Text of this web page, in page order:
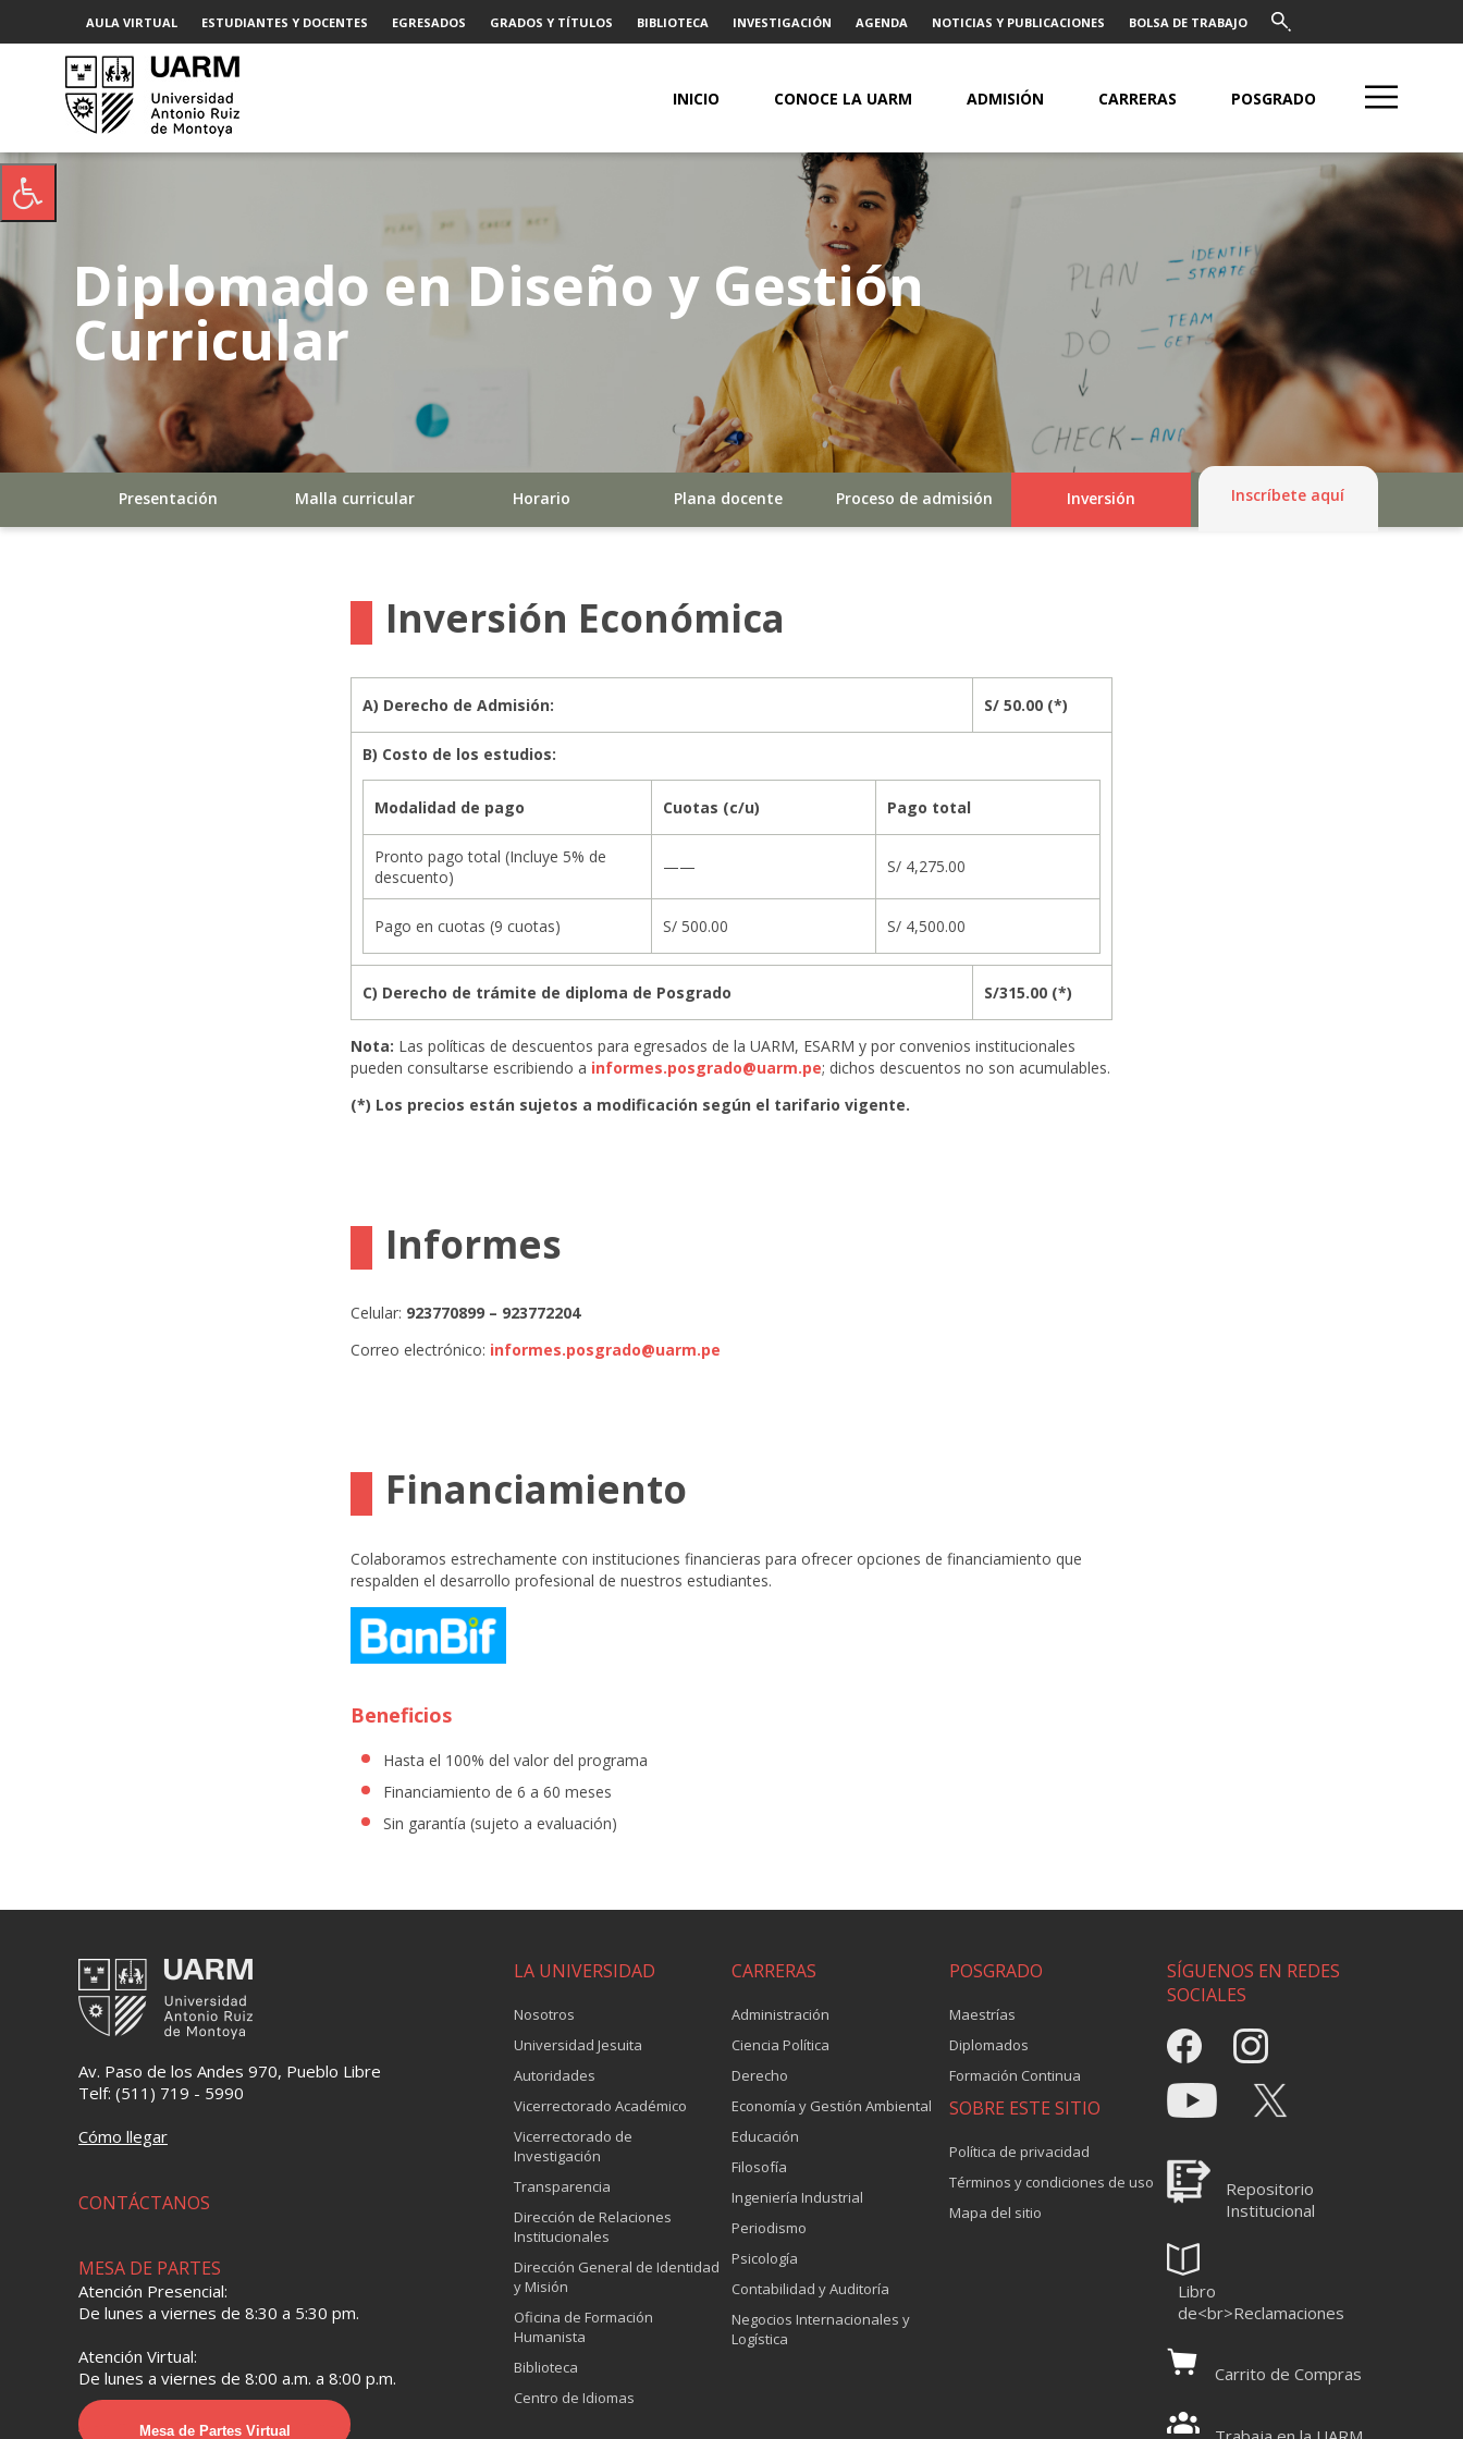
AULA VIRTUAL ESTUDIANTES Y DOCENTES EGRESADOS GRADOS Y TÍTULOS BIBLIOTECA INVESTIGACIÓN AGENDA NOTICIAS Y PUBLICACIONES BOLSA DE TRABAJO
INICIO CONOCE LA UARM ADMISIÓN CARRERAS POSGRADO
Diplomado en Diseño y Gestión
Curricular
Presentación Malla curricular Horario Plana docente Proceso de admisión Inversión Inscríbete aquí
Inversión Económica
A) Derecho de Admisión: S/ 50.00 (*)
B) Costo de los estudios:
Modalidad de pago Cuotas (c/u) Pago total
Pronto pago total (Incluye 5% de
descuento)
—— S/ 4,275.00
Pago en cuotas (9 cuotas) S/ 500.00 S/ 4,500.00
C) Derecho de trámite de diploma de Posgrado S/315.00 (*)
Nota: Las políticas de descuentos para egresados de la UARM, ESARM y por convenios institucionales
pueden consultarse escribiendo a informes.posgrado@uarm.pe; dichos descuentos no son acumulables.
(*) Los precios están sujetos a modificación según el tarifario vigente.
Informes
Celular: 923770899 – 923772204
Correo electrónico: informes.posgrado@uarm.pe
Financiamiento
Colaboramos estrechamente con instituciones financieras para ofrecer opciones de financiamiento que
respalden el desarrollo profesional de nuestros estudiantes.
Beneficios
Hasta el 100% del valor del programa
Financiamiento de 6 a 60 meses
Sin garantía (sujeto a evaluación)
Av. Paso de los Andes 970, Pueblo Libre
Telf: (511) 719 - 5990
Cómo llegar
CONTÁCTANOS
MESA DE PARTES
Atención Presencial:
De lunes a viernes de 8:30 a 5:30 pm.
Atención Virtual:
De lunes a viernes de 8:00 a.m. a 8:00 p.m.
Mesa de Partes Virtual
LA UNIVERSIDAD
Nosotros
Universidad Jesuita
Autoridades
Vicerrectorado Académico
Vicerrectorado de
Investigación
Transparencia
Dirección de Relaciones
Institucionales
Dirección General de Identidad
y Misión
Oficina de Formación
Humanista
Biblioteca
Centro de Idiomas
CARRERAS
Administración
Ciencia Política
Derecho
Economía y Gestión Ambiental
Educación
Filosofía
Ingeniería Industrial
Periodismo
Psicología
Contabilidad y Auditoría
Negocios Internacionales y
Logística
POSGRADO
Maestrías
Diplomados
Formación Continua
SOBRE ESTE SITIO
Política de privacidad
Términos y condiciones de uso
Mapa del sitio
SÍGUENOS EN REDES
SOCIALES
Repositorio
Institucional
Libro
de<br>Reclamaciones
Carrito de Compras